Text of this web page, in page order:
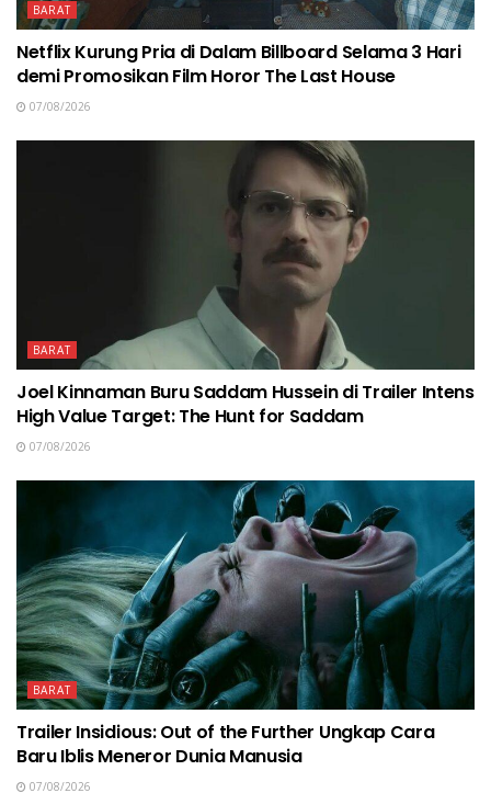
BARAT
Netflix Kurung Pria di Dalam Billboard Selama 3 Hari
demi Promosikan Film Horor The Last House
07/08/2026
BARAT
Joel Kinnaman Buru Saddam Hussein di Trailer Intens
High Value Target: The Hunt for Saddam
07/08/2026
BARAT
Trailer Insidious: Out of the Further Ungkap Cara
Baru Iblis Meneror Dunia Manusia
07/08/2026